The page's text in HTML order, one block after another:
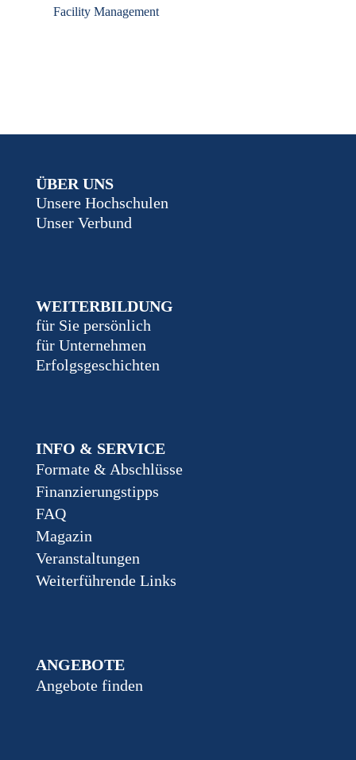
Facility Management
ÜBER UNS
Unsere Hochschulen
Unser Verbund
WEITERBILDUNG
für Sie persönlich
für Unternehmen
Erfolgsgeschichten
INFO & SERVICE
Formate & Abschlüsse
Finanzierungstipps
FAQ
Magazin
Veranstaltungen
Weiterführende Links
ANGEBOTE
Angebote finden